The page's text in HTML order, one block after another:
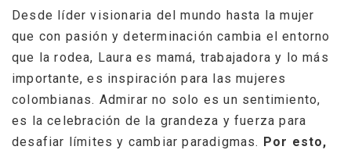
Desde líder visionaria del mundo hasta la mujer
que con pasión y determinación cambia el entorno
que la rodea, Laura es mamá, trabajadora y lo más
importante, es inspiración para las mujeres
colombianas. Admirar no solo es un sentimiento,
es la celebración de la grandeza y fuerza para
desafiar límites y cambiar paradigmas. Por esto,